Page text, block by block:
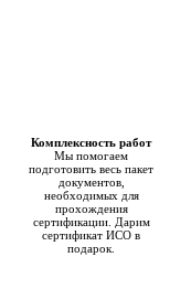
Комплексность работ
Мы помогаем
подготовить весь пакет
документов,
необходимых для
прохождения
сертификации. Дарим
сертификат ИСО в
подарок.